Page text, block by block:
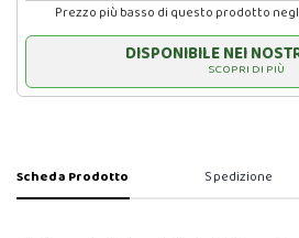
Prezzo più basso di questo prodotto
DISPONIBILE NEI
SCOPRI DI PIÙ
Scheda Prodotto Spedizione